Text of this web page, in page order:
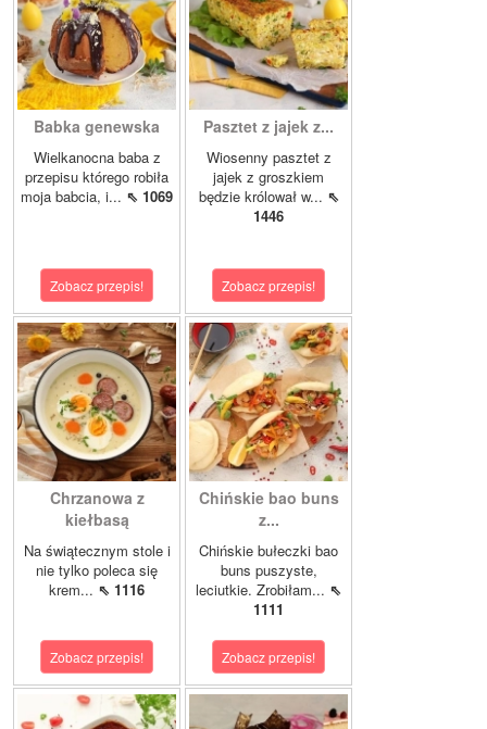
Babka genewska
Wielkanocna baba z
przepisu którego robiła
moja babcia, i... ⇖ 1069
Zobacz przepis!
Pasztet z jajek z...
Wiosenny pasztet z
jajek z groszkiem
będzie królował w... ⇖
1446
Zobacz przepis!
Chrzanowa z
kiełbasą
Na świątecznym stole i
nie tylko poleca się
krem... ⇖ 1116
Zobacz przepis!
Chińskie bao buns
z...
Chińskie bułeczki bao
buns puszyste,
leciutkie. Zrobiłam... ⇖
1111
Zobacz przepis!